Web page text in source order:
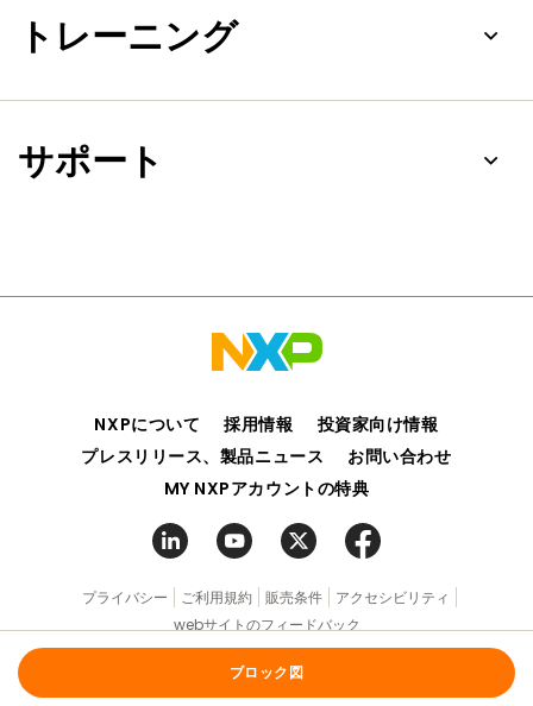
トレーニング
サポート
ブロック図
NXPについて 採用情報
投資家向け情報
プレスリリース、製品ニュース
お問い合わせ
MY NXPアカウントの特典
プライバシー ご利用規約 販売条件
アクセシビリティ
webサイトのフィードバック
©2006-2026 NXP Semiconductors. All rights reserved.